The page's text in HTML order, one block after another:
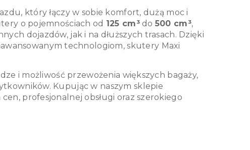
który łączy w sobie komfort, dużą moc i
o pojemnościach od 125 cm³do 500 cm³,
dojazdów, jak i na dłuższych trasach. Dzięki
technologiom, skutery Maxi
i możliwość przewożenia większych bagaży,
Kupując w naszym sklepie
profesjonalnej obsługi oraz szerokiego